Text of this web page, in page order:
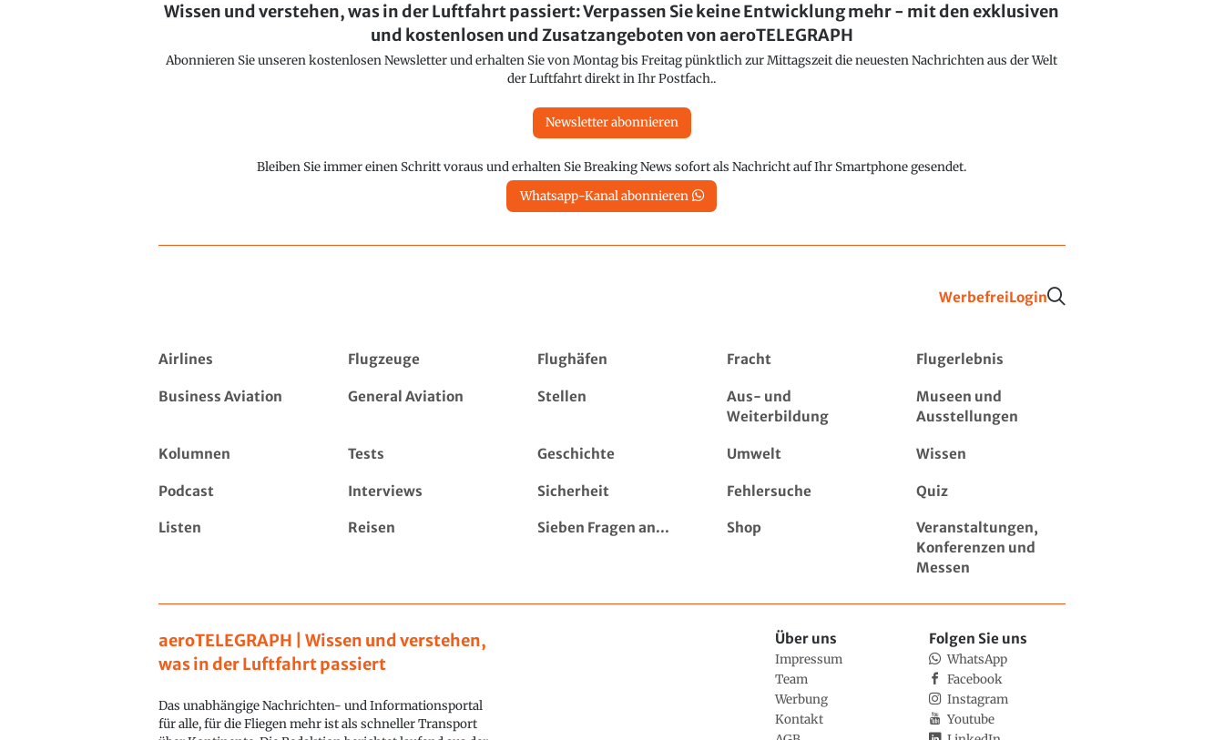
Wissen und verstehen, was in der Luftfahrt passiert: Verpassen Sie keine Entwicklung mehr - mit den exklusiven
und kostenlosen und Zusatzangeboten von aeroTELEGRAPH
Abonnieren Sie unseren kostenlosen Newsletter und erhalten Sie von Montag bis Freitag pünktlich zur Mittagszeit die neuesten Nachrichten aus der Welt
der Luftfahrt direkt in Ihr Postfach..
Newsletter abonnieren
Bleiben Sie immer einen Schritt voraus und erhalten Sie Breaking News sofort als Nachricht auf Ihr Smartphone gesendet.
Whatsapp-Kanal abonnieren
WerbefreiLogin
Airlines Flugzeuge Flughäfen Fracht Flugerlebnis
Business Aviation General Aviation Stellen
Aus- und
Weiterbildung
Museen und
Ausstellungen
Kolumnen Tests Geschichte Umwelt Wissen
Podcast Interviews Sicherheit Fehlersuche Quiz
Listen Reisen Sieben Fragen an... Shop
Veranstaltungen,
Konferenzen und
Messen
aeroTELEGRAPH | Wissen und verstehen,
was in der Luftfahrt passiert
Das unabhängige Nachrichten- und Informationsportal
für alle, für die Fliegen mehr ist als schneller Transport
Über uns
Impressum
Team
Werbung
Kontakt
Folgen Sie uns
WhatsApp
Facebook
Instagram
Youtube